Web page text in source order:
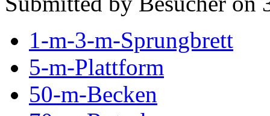
1-m-3-m-Sprungbrett
5-m-Plattform
50-m-Becken